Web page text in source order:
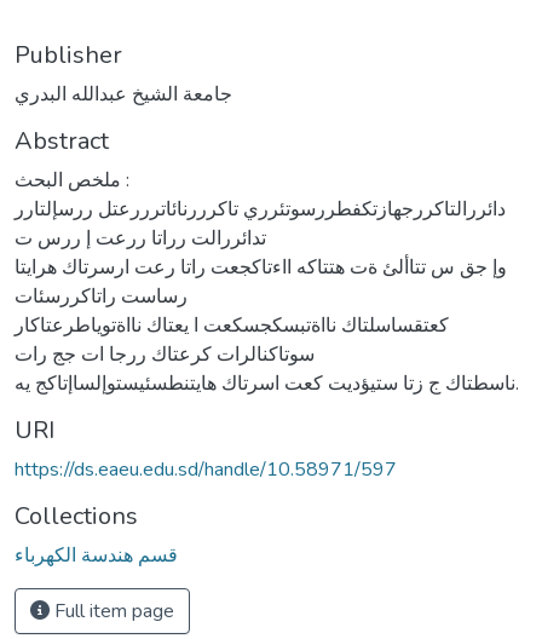
Publisher
جامعة الشيخ عبدالله البدري
Abstract
ملخص البحث :
دائررالتاكررجهازتكفطررسوتئرري تاكرررنائاترررعتل ررسإلتارر
تدائررالت رراتا ررعت إ ررس ت
وإ جق س تتاألئ ةت هتتاكه ااءتاكجعت راتا رعت ارسرتاك هرايتا
رساست راتاكررسئات
كعتقساسلتاك نااةتبسكجسكعت ا يعتاك نااةتوياطرعتاكار
سوتاكنالرات كرعتاك ررجا ات جج رات
ناسطتاك ج زتا ستيؤديت كعت اسرتاك هايتنطسئيستوإلساإتاكج يه.
URI
https://ds.eaeu.edu.sd/handle/10.58971/597
Collections
قسم هندسة الكهرباء
Full item page